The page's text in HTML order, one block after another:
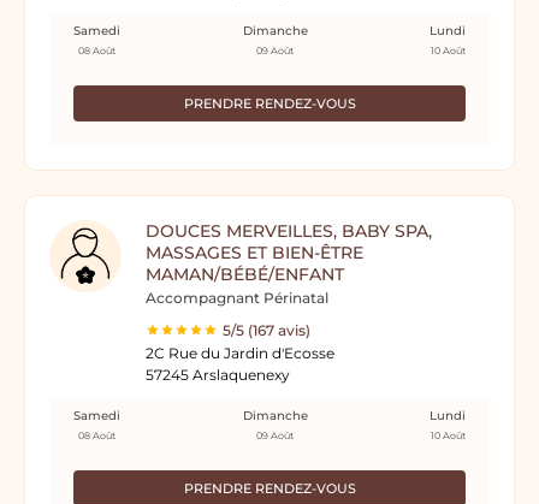
PRENDRE RENDEZ-VOUS
Samedi
08 Août
Dimanche
09 Août
Lundi
10 Août
DOUCES MERVEILLES, BABY SPA,
MASSAGES ET BIEN-ÊTRE
MAMAN/BÉBÉ/ENFANT
Accompagnant Périnatal
5/5 (167 avis)
2C Rue du Jardin d'Ecosse
57245 Arslaquenexy
PRENDRE RENDEZ-VOUS
Samedi
08 Août
Dimanche
09 Août
Lundi
10 Août